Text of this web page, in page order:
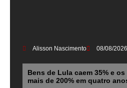
Alisson Nascimento 08/08/2026
Bens de Lula caem 35% e
mais de 200% em quatro